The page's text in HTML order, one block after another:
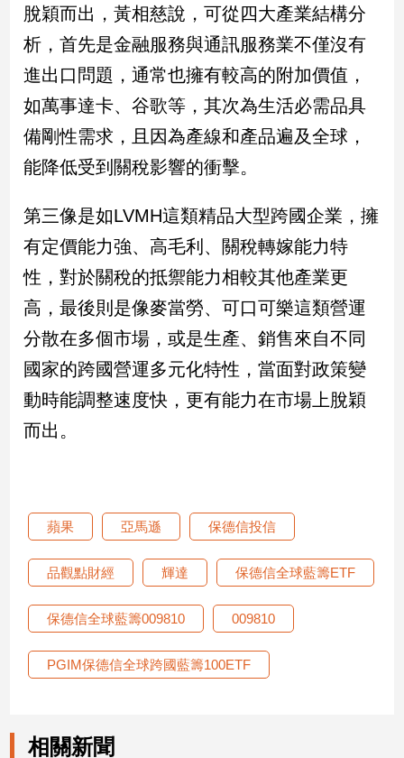
脫穎而出，黃相慈說，可從四大產業結構分
析，首先是金融服務與通訊服務業不僅沒有
進出口問題，通常也擁有較高的附加價值，
如萬事達卡、谷歌等，其次為生活必需品具
備剛性需求，且因為產線和產品遍及全球，
能降低受到關稅影響的衝擊。
第三像是如LVMH這類精品大型跨國企業，擁
有定價能力強、高毛利、關稅轉嫁能力特
性，對於關稅的抵禦能力相較其他產業更
高，最後則是像麥當勞、可口可樂這類營運
分散在多個市場，或是生產、銷售來自不同
國家的跨國營運多元化特性，當面對政策變
動時能調整速度快，更有能力在市場上脫穎
而出。
蘋果 亞馬遜 保德信投信
品觀點財經 輝達 保德信全球藍籌ETF
保德信全球藍籌009810 009810
PGIM保德信全球跨國藍籌100ETF
相關新聞